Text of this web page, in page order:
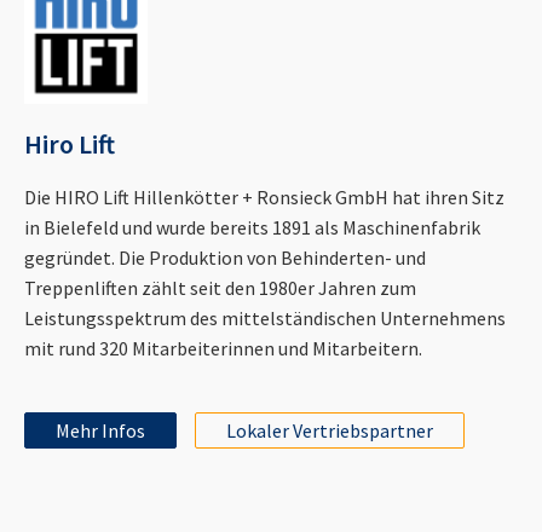
Hiro Lift
Die HIRO Lift Hillenkötter + Ronsieck GmbH hat ihren Sitz
in Bielefeld und wurde bereits 1891 als Maschinenfabrik
gegründet. Die Produktion von Behinderten- und
Treppenliften zählt seit den 1980er Jahren zum
Leistungsspektrum des mittelständischen Unternehmens
mit rund 320 Mitarbeiterinnen und Mitarbeitern.
Mehr Infos Lokaler Vertriebspartner